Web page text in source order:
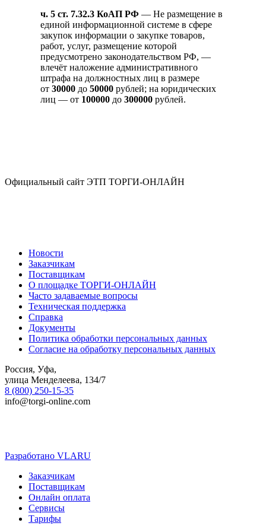
ч. 5 ст. 7.32.3 КоАП РФ — Не размещение в
единой информационной системе в сфере
закупок информации о закупке товаров,
работ, услуг, размещение которой
предусмотрено законодательством РФ, —
влечёт наложение административного
штрафа на должностных лиц в размере
от 30000 до 50000 рублей; на юридических
лиц — от 100000 до 300000 рублей.
Официальный сайт ЭТП ТОРГИ-ОНЛАЙН
Новости
Заказчикам
Поставщикам
О площадке ТОРГИ-ОНЛАЙН
Часто задаваемые вопросы
Техническая поддержка
Справка
Документы
Политика обработки персональных данных
Согласие на обработку персональных данных
Россия, Уфа,
улица Менделеева, 134/7
8 (800) 250-15-35
info@torgi-online.com
Разработано VLARU
Close
Menu
Заказчикам
Поставщикам
Онлайн оплата
Сервисы
Тарифы